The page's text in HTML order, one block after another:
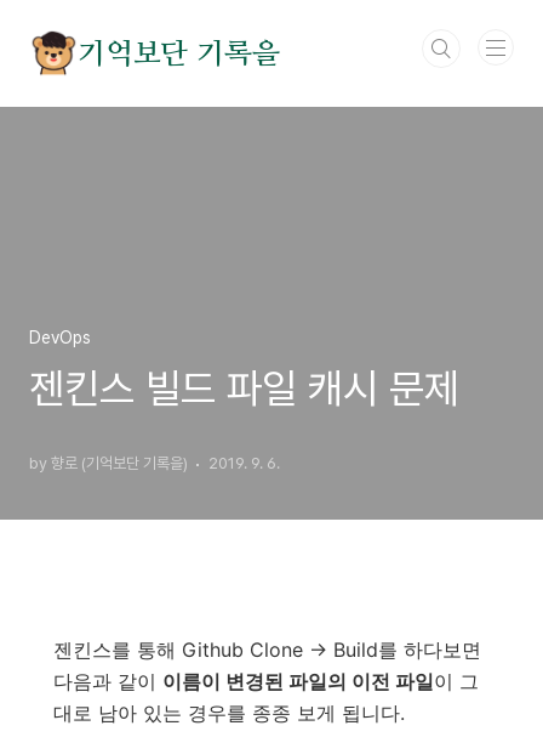
기억보단 기록을
DevOps
젠킨스 빌드 파일 캐시 문제
by 향로 (기억보단 기록을) 2019. 9. 6.
젠킨스를 통해 Github Clone -> Build를 하다보면
다음과 같이 이름이 변경된 파일의 이전 파일이 그
대로 남아 있는 경우를 종종 보게 됩니다.